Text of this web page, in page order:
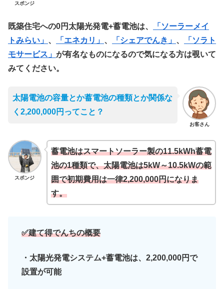
スポンジ
既築住宅への0円太陽光発電+蓄電池は、
「ソーラーメイ
トみらい」 、 「エネカリ」 、 「シェアでんき」 、
「ソラト
モサービス」 が有名なものになるので気になる方は覗いて
みてください。
お客さん
太陽電池の容量とか蓄電池の種類とか関係な
く2,200,000円ってこと？
スポンジ
蓄電池はスマートソーラー製の11.5kWh蓄電
池の1種類で、太陽電池は5kW～10.5kWの範
囲で初期費用は一律2,200,000円になりま
す。
✅建て得でんちの概要
・太陽光発電システム+蓄電池は、2,200,000円で
設置が可能